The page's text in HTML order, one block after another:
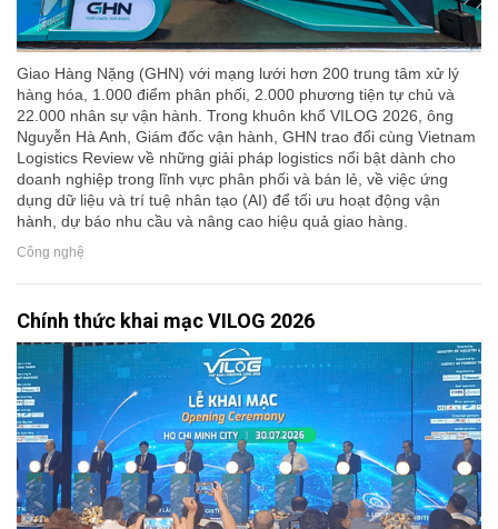
Giao Hàng Nặng (GHN) với mạng lưới hơn 200 trung tâm xử lý
hàng hóa, 1.000 điểm phân phối, 2.000 phương tiện tự chủ và
22.000 nhân sự vận hành. Trong khuôn khổ VILOG 2026, ông
Nguyễn Hà Anh, Giám đốc vận hành, GHN trao đổi cùng Vietnam
Logistics Review về những giải pháp logistics nổi bật dành cho
doanh nghiệp trong lĩnh vực phân phối và bán lẻ, về việc ứng
dụng dữ liệu và trí tuệ nhân tạo (AI) để tối ưu hoạt động vận
hành, dự báo nhu cầu và nâng cao hiệu quả giao hàng.
Công nghệ
Chính thức khai mạc VILOG 2026